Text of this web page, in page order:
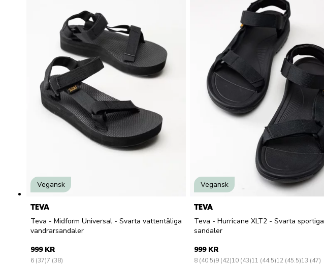
Vegansk
TEVA
Teva - Midform Universal - Svarta vattentåliga
vandrarsandaler
999 KR
6 (37)7 (38)
Vegansk
TEVA
Teva - Hurricane XLT2 - Svarta sportiga
sandaler
999 KR
8 (40.5)9 (42)10 (43)11 (44.5)12 (45.5)13 (47)